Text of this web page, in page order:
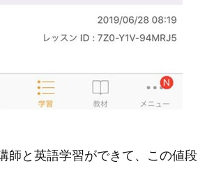
師と英語学習ができて、この値段